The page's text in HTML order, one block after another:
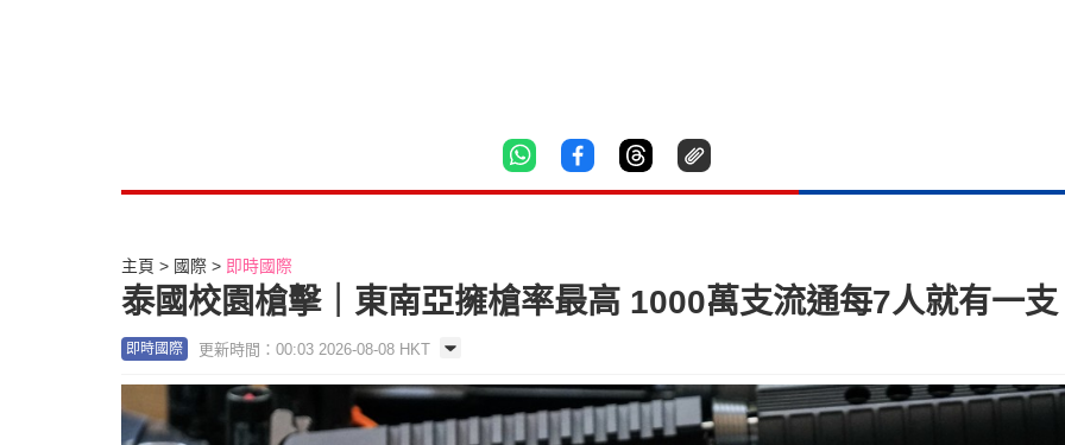
主頁 國際 即時國際
泰國校園槍擊｜東南亞擁槍率最高 1000萬支流通每7人就有一支
即時國際 更新時間：00:03 2026-08-08 HKT